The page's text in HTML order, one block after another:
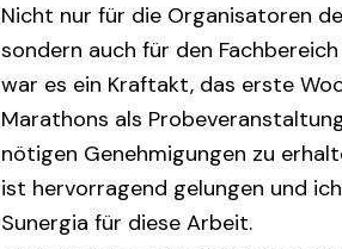
Nicht nur für die Organisatoren
sondern auch für den
war es ein Kraftakt, das erste
Marathons als
nötigen Genehmigungen zu
ist hervorragend gelungen und
Sunergia für diese Arbeit.